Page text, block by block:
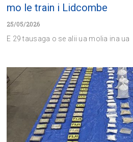
mo le train i Lidcombe
25/05/2026
E 29 tausaga o se alii ua molia ina ua